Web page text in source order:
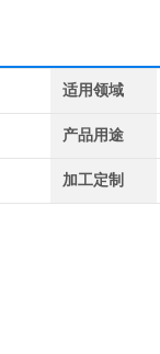
适用领域
产品用途
加工定制